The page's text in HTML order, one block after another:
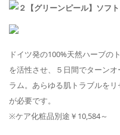
【グリーンピール】ソフ
ドイツ発の100%天然ハーブの
を活性させ、５日間でターンオ
ラム。あらゆる肌トラブルを
が必要です。
※ケア化粧品別途￥10,584～